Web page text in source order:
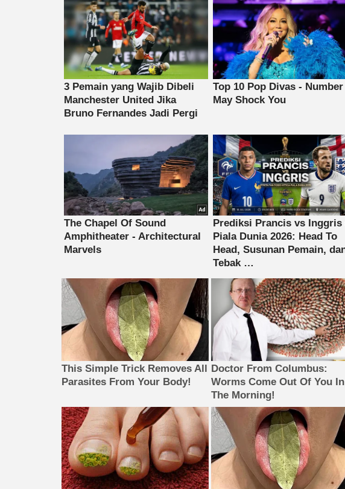
This Simple Trick Removes All
Parasites From Your Body!
Doctor From Columbus:
Worms Come Out Of You In
The Morning!